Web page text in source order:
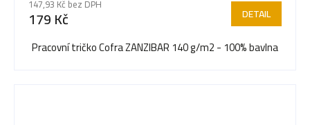
147,93 Kč bez DPH
179 Kč DETAIL
Pracovní tričko Cofra ZANZIBAR 140 g/m2 - 100% bavlna